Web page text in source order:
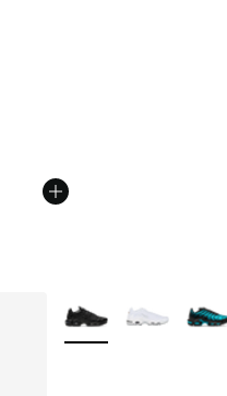
5 étoiles], 1 commentaires
passé de $200.00 à
Plus de couleurs